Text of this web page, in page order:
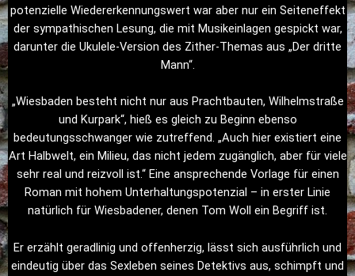
potenzielle Wiedererkennungswert war aber nur ein Seiteneffekt
der sympathischen Lesung, die mit Musikeinlagen gespickt war,
darunter die Ukulele-Version des Zither-Themas aus „Der dritte
Mann“.
„Wiesbaden besteht nicht nur aus Prachtbauten, Wilhelmstraße
und Kurpark“, hieß es gleich zu Beginn ebenso
bedeutungsschwanger wie zutreffend. „Auch hier existiert eine
Art Halbwelt, ein Milieu, das nicht jedem zugänglich, aber für viele
sehr real und reizvoll ist.“ Eine ansprechende Vorlage für einen
Roman mit hohem Unterhaltungspotenzial – in erster Linie
natürlich für Wiesbadener, denen Tom Woll ein Begriff ist.
Er erzählt geradlinig und offenherzig, lässt sich ausführlich und
eindeutig über das Sexleben seines Detektivs aus, schimpft und